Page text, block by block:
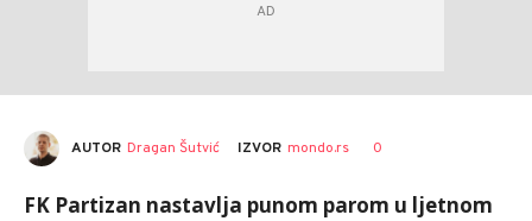
AUTOR Dragan Šutvić IZVOR mondo.rs 0
FK Partizan nastavlja punom parom u lјetnоm